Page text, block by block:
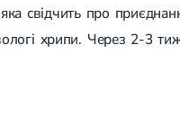
свідчить про
хрипи. Через 2-3